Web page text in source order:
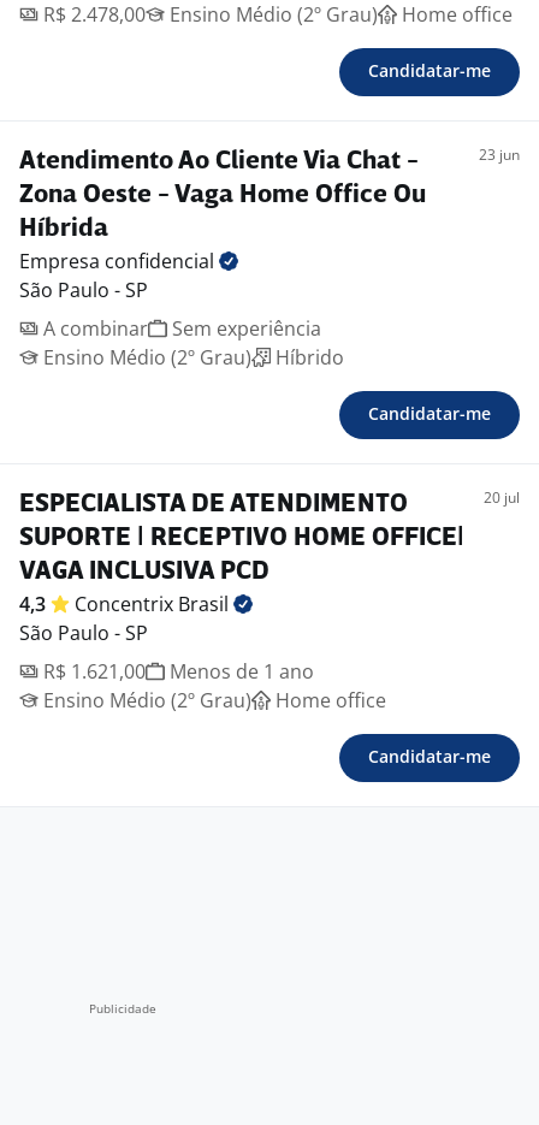
R$ 2.478,00
Ensino Médio (2º Grau) Home office
Candidatar-me
Atendimento Ao Cliente Via Chat -
Zona Oeste - Vaga Home Office Ou
Híbrida
23 jun
Empresa confidencial
São Paulo - SP
A combinar
Sem experiência
Ensino Médio (2º Grau)
Híbrido
Candidatar-me
ESPECIALISTA DE ATENDIMENTO
SUPORTE | RECEPTIVO HOME OFFICE|
VAGA INCLUSIVA PCD
20 jul
4,3 Concentrix Brasil
São Paulo - SP
R$ 1.621,00
Menos de 1 ano
Ensino Médio (2º Grau)
Home office
Candidatar-me